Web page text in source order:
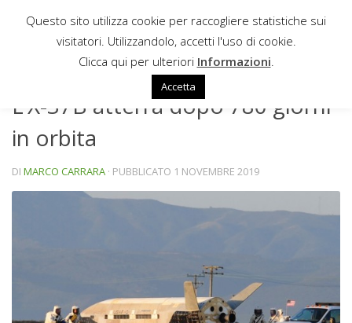
Sotto il contenuto
L’X-37B atterra dopo 780 giorni
in orbita
DI MARCO CARRARA · PUBBLICATO 1 NOVEMBRE 2019
Questo sito utilizza cookie per raccogliere statistiche sui
visitatori. Utilizzandolo, accetti l'uso di cookie.
Clicca qui per ulteriori Informazioni
Accetta